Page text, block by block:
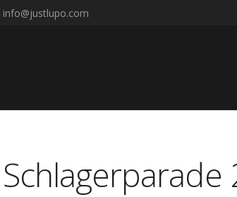
info@justlupo.com
Schlagerparade